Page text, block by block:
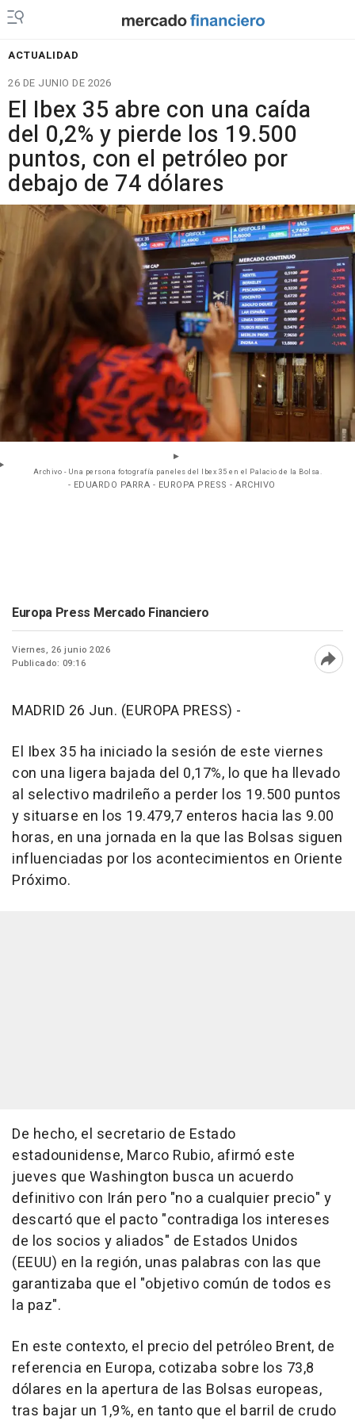
ACTUALIDAD
26 DE JUNIO DE 2026
El Ibex 35 abre con una caída
del 0,2% y pierde los 19.500
puntos, con el petróleo por
debajo de 74 dólares
Archivo - Una persona fotografía paneles del Ibex 35 en el Palacio de la Bolsa.
- EDUARDO PARRA - EUROPA PRESS - ARCHIVO
Europa Press Mercado Financiero
Viernes, 26 junio 2026
Publicado: 09:16
MADRID 26 Jun. (EUROPA PRESS) -
El Ibex 35 ha iniciado la sesión de este viernes
con una ligera bajada del 0,17%, lo que ha llevado
al selectivo madrileño a perder los 19.500 puntos
y situarse en los 19.479,7 enteros hacia las 9.00
horas, en una jornada en la que las Bolsas siguen
influenciadas por los acontecimientos en Oriente
Próximo.
De hecho, el secretario de Estado
estadounidense, Marco Rubio, afirmó este
jueves que Washington busca un acuerdo
definitivo con Irán pero "no a cualquier precio" y
descartó que el pacto "contradiga los intereses
de los socios y aliados" de Estados Unidos
(EEUU) en la región, unas palabras con las que
garantizaba que el "objetivo común de todos es
la paz".
En este contexto, el precio del petróleo Brent, de
referencia en Europa, cotizaba sobre los 73,8
dólares en la apertura de las Bolsas europeas,
tras bajar un 1,9%, en tanto que el barril de crudo